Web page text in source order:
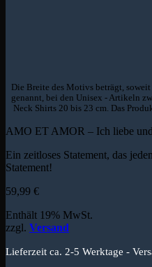
Die Breite des Motivs beträgt,
genannt, bei den Unisex - Artikeln
Neck Shirts 20 bis 23 cm. Das
AMO ET AMOR – Ich liebe
Ein zeitloses Statement, das
Statement!
59,99 €
Enthält 19% MwSt.
zzgl. Versand
Lieferzeit ca. 2-5 Werktage -